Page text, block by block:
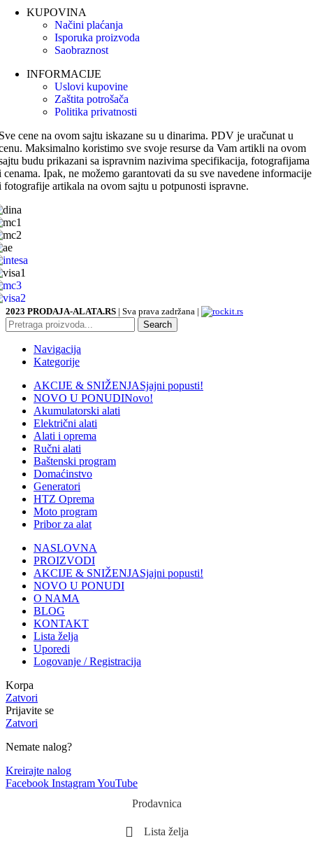
KUPOVINA
Načini plaćanja
Isporuka proizvoda
Saobraznost
INFORMACIJE
Uslovi kupovine
Zaštita potrošača
Politika privatnosti
cene na ovom sajtu iskazane su u dinarima. PDV je uračunat u
Maksimalno koristimo sve svoje resurse da Vam artikli na ovom
budu prikazani sa ispravnim nazivima specifikacija, fotografijama
cenama. Ipak, ne možemo garantovati da su sve navedene informacije
fotografije artikala na ovom sajtu u potpunosti ispravne.
2023 PRODAJA-ALATA.RS | Sva prava zadržana |
Search
Navigacija
Kategorije
AKCIJE & SNIŽENJASjajni popusti!
NOVO U PONUDINovo!
Akumulatorski alati
Električni alati
Alati i oprema
Ručni alati
Baštenski program
Domaćinstvo
Generatori
HTZ Oprema
Moto program
Pribor za alat
NASLOVNA
PROIZVODI
AKCIJE & SNIŽENJASjajni popusti!
NOVO U PONUDI
O NAMA
BLOG
KONTAKT
Lista želja
Uporedi
Logovanje / Registracija
Korpa
Zatvori
Prijavite se
Zatvori
Nemate nalog?
Kreirajte nalog
Facebook InstagramYouTube
Prodavnica
Lista želja